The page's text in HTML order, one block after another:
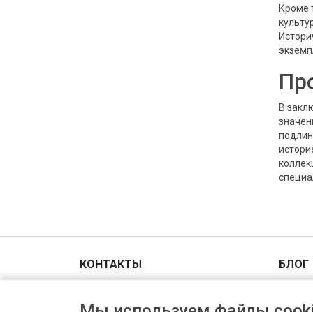
Кроме
В
КОНТАКТЫ
+7(903)006-00-44
БЛОГ